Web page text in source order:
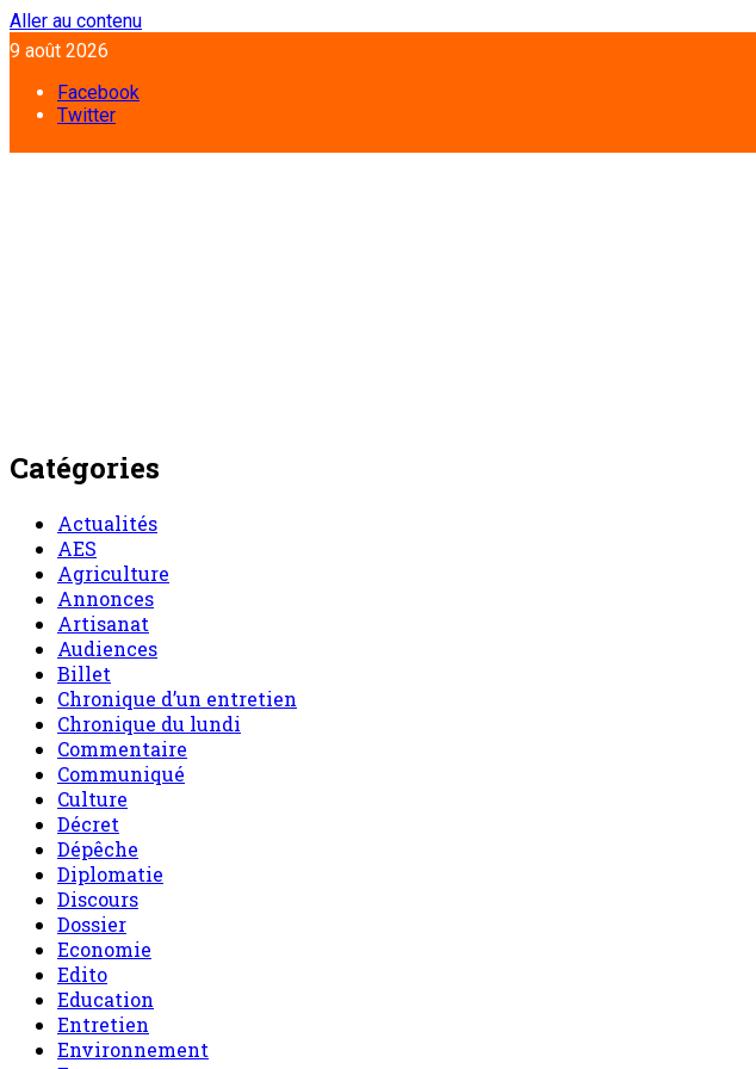
Aller au contenu
9 août 2026
Facebook
Twitter
Catégories
Actualités
AES
Agriculture
Annonces
Artisanat
Audiences
Billet
Chronique d’un entretien
Chronique du lundi
Commentaire
Communiqué
Culture
Décret
Dépêche
Diplomatie
Discours
Dossier
Economie
Edito
Education
Entretien
Environnement